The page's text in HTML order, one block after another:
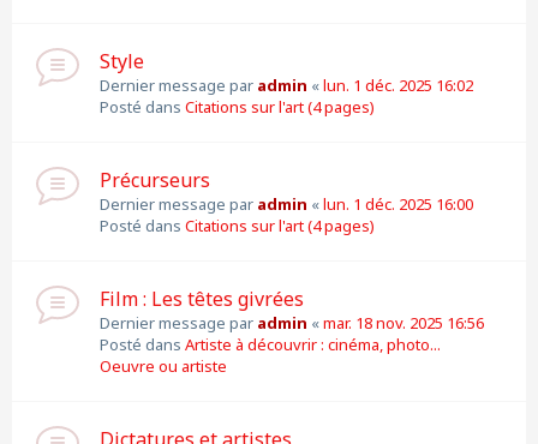
Style
Dernier message par admin «lun. 1 déc. 2025 16:02
Posté dans Citations sur l'art (4 pages)
Précurseurs
Dernier message par admin «lun. 1 déc. 2025 16:00
Posté dans Citations sur l'art (4 pages)
Film : Les têtes givrées
Dernier message par admin «mar. 18 nov. 2025 16:56
Posté dans Artiste à découvrir : cinéma, photo...
Oeuvre ou artiste